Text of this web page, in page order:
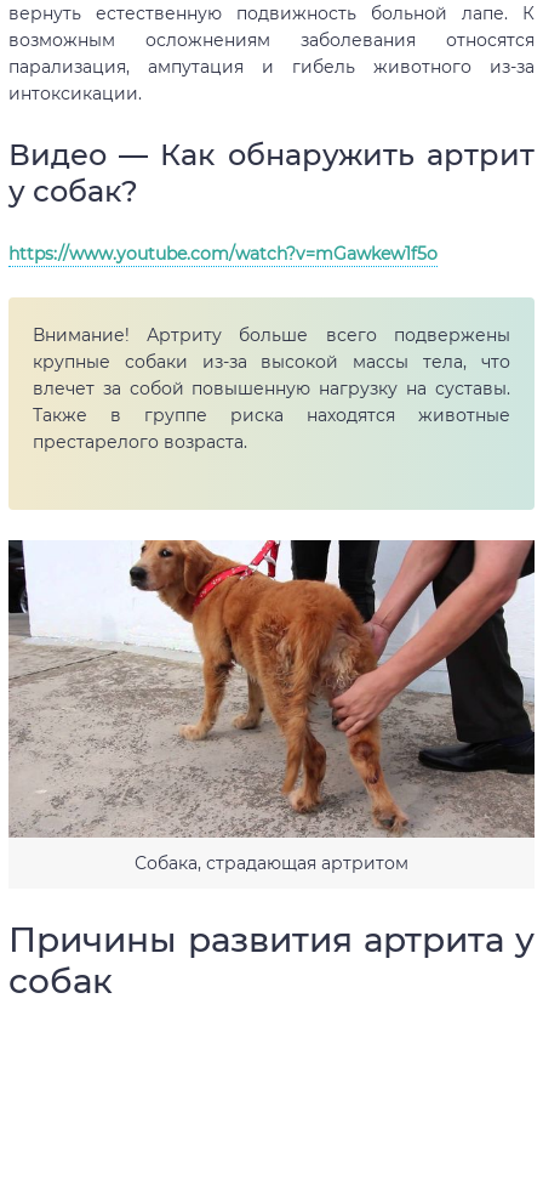
вернуть естественную подвижность больной лапе. К
возможным осложнениям заболевания относятся
парализация, ампутация и гибель животного из-за
интоксикации.
Видео — Как обнаружить артрит
у собак?
https://www.youtube.com/watch?v=mGawkew1f5o
Внимание! Артриту больше всего подвержены
крупные собаки из-за высокой массы тела, что
влечет за собой повышенную нагрузку на суставы.
Также в группе риска находятся животные
престарелого возраста.
Собака, страдающая артритом
Причины развития артрита у
собак